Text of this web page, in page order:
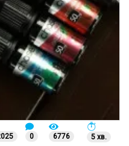
0 6776 5 хв.